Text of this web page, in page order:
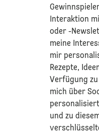
Interaktion
oder -
meine
mir
Rezepte,
Verfügung
mich über
und zu